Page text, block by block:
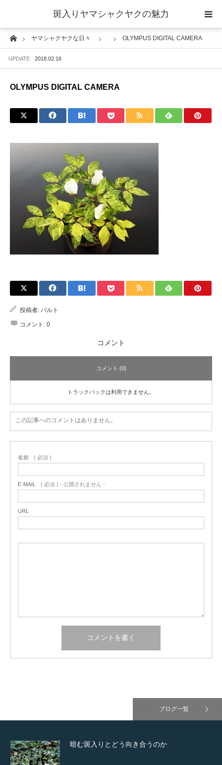
斑入りヤマシャクヤクの魅力
Homeヤマシャクヤクな日々 OLYMPUS DIGITAL CAMERA
UPDATE 2018.02.16
OLYMPUS DIGITAL CAMERA
投稿者: バルト
コメント: 0
コメント
コメント (0)
トラックバックは利用できません。
この記事へのコメントはありません。
名前 ( 必須 )
E-MAIL ( 必須 ) - 公開されません -
URL
ブログ一覧
暗む斑入りとどう向き合うのか
当サイトについて
斑入りヤマシャクヤクの魅力 ギャラリー